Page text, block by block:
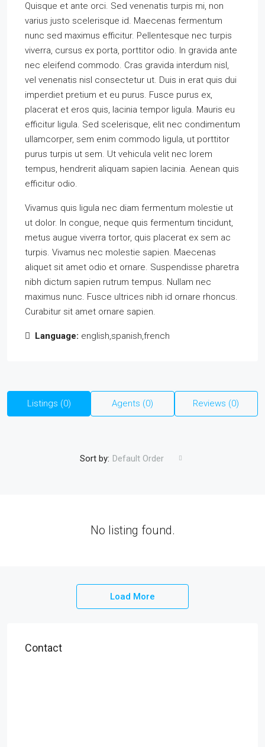
Quisque et ante orci. Sed venenatis turpis mi, non
varius justo scelerisque id. Maecenas fermentum
nunc sed maximus efficitur. Pellentesque nec turpis
viverra, cursus ex porta, porttitor odio. In gravida ante
nec eleifend commodo. Cras gravida interdum nisl,
vel venenatis nisl consectetur ut. Duis in erat quis dui
imperdiet pretium et eu purus. Fusce purus ex,
placerat et eros quis, lacinia tempor ligula. Mauris eu
efficitur ligula. Sed scelerisque, elit nec condimentum
ullamcorper, sem enim commodo ligula, ut porttitor
purus turpis ut sem. Ut vehicula velit nec lorem
tempus, hendrerit aliquam sapien lacinia. Aenean quis
efficitur odio.
Vivamus quis ligula nec diam fermentum molestie ut
ut dolor. In congue, neque quis fermentum tincidunt,
metus augue viverra tortor, quis placerat ex sem ac
turpis. Vivamus nec molestie sapien. Maecenas
aliquet sit amet odio et ornare. Suspendisse pharetra
nibh dictum sapien rutrum tempus. Nullam nec
maximus nunc. Fusce ultrices nibh id ornare rhoncus.
Curabitur sit amet ornare sapien.
Language: english,spanish,french
Listings (0) Agents (0) Reviews (0)
Sort by: Default Order
No listing found.
Load More
Contact